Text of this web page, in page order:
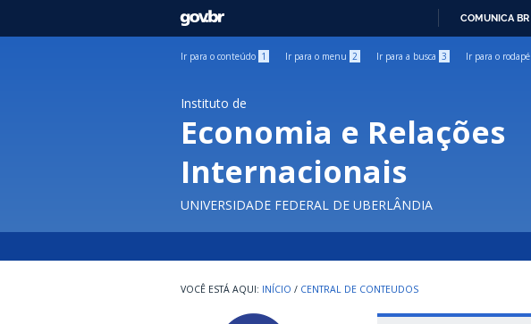
GOVBR
COMUNICA BR
Ir para o conteúdo 1 Ir para o menu 2 Ir para a busca 3 Ir para o rodapé
Instituto de
Economia e Relações
Internacionais
UNIVERSIDADE FEDERAL DE UBERLÂNDIA
INÍCIO / CENTRAL DE CONTEUDOS